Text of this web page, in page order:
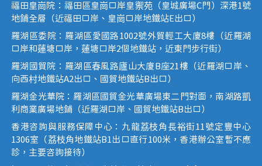
福田皇崗院：福田區皇崗口岸皇禦苑（皇城廣場C門）深港1號
地鋪全層（近福田口岸、皇崗口岸地鐵站E出口）
羅湖區委院：羅湖區愛國路1002號外貿輕工大廈8樓（近羅湖
口岸和蓮塘口岸，蓮塘口岸2個地鐵站，近東門步行街）
羅湖國貿院：羅湖區春風路廬山大廈B座21樓（近羅湖口岸、
向西村地鐵站A2出口、國貿地鐵站B出口）
羅湖金光華院：羅湖區國貿金光華廣場東二門對面，南湖路凱
利商業廣場地鋪（近羅湖口岸、國貿地鐵站B出口）
香港咨詢與服務保障中心：九龍荔枝角長裕街11號定豐中心
1306室（荔枝角地鐵站B1出口直行100米，香港辦公室暫不應
診，主要咨詢接待）